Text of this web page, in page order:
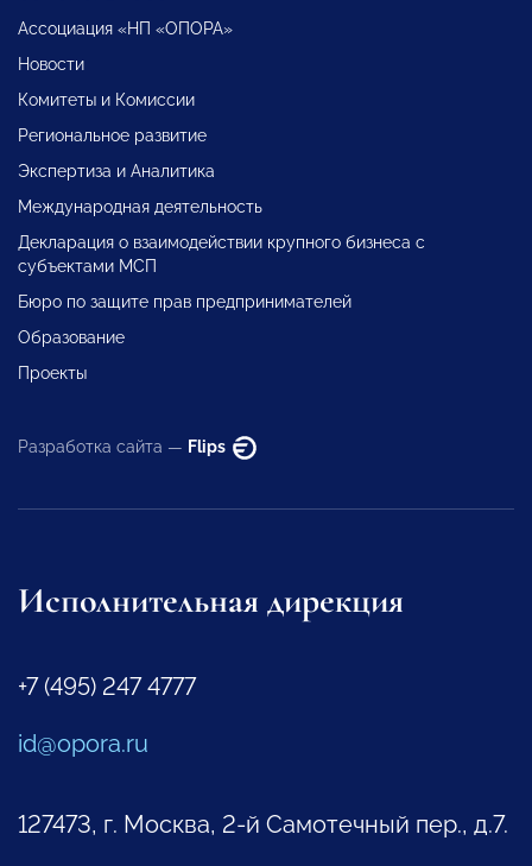
Ассоциация «НП «ОПОРА»
Новости
Комитеты и Комиссии
Региональное развитие
Экспертиза и Аналитика
Международная деятельность
Декларация о взаимодействии крупного бизнеса с
субъектами МСП
Бюро по защите прав предпринимателей
Образование
Проекты
Разработка сайта — Flips
Исполнительная дирекция
+7 (495) 247 4777
id@opora.ru
127473, г. Москва, 2-й Самотечный пер., д.7.